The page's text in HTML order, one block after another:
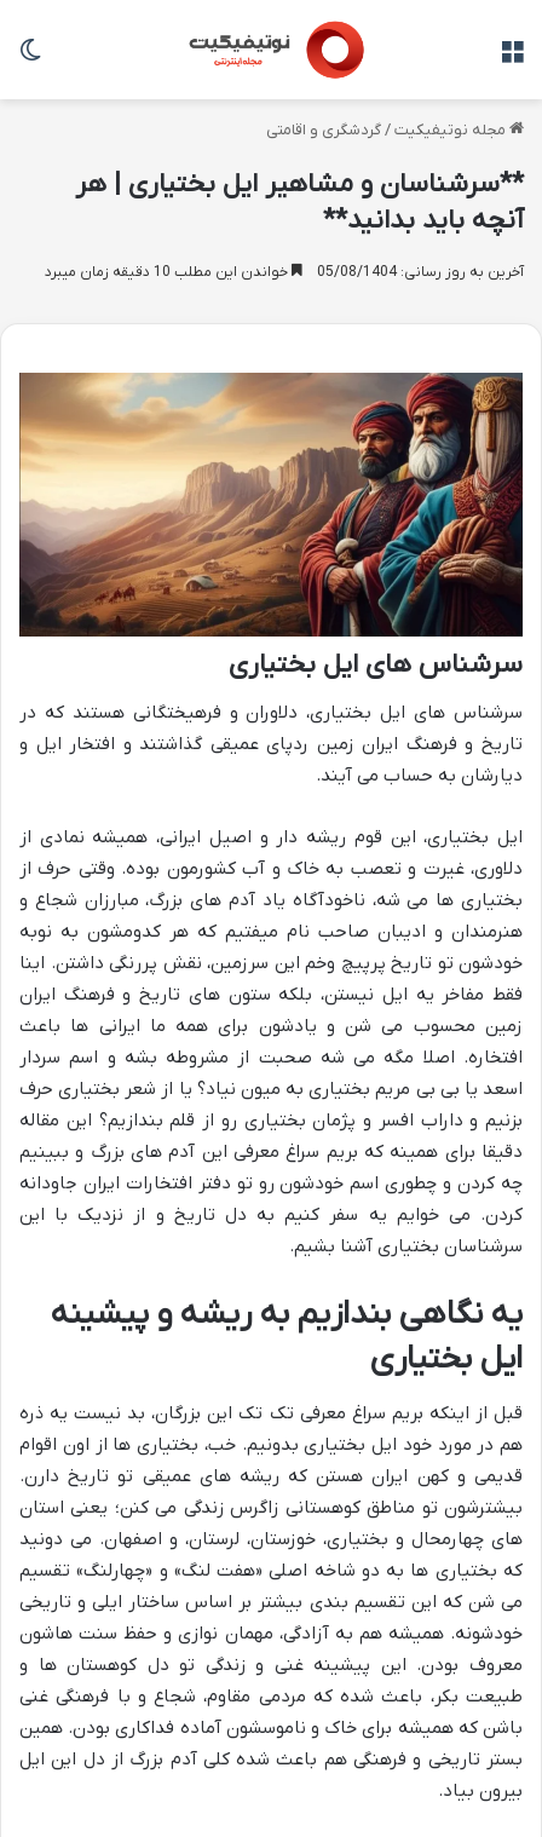
مجله نوتیفیکیت/گردشگری و اقامتی
**سرشناسان و مشاهیر ایل بختیاری | هر
آنچه باید بدانید**
آخرین به روز رسانی: 05/08/1404 خواندن این مطلب 10 دقیقه زمان میبرد
سرشناس های ایل بختیاری
سرشناس های ایل بختیاری، دلاوران و فرهیختگانی هستند که در
تاریخ و فرهنگ ایران زمین ردپای عمیقی گذاشتند و افتخار ایل و
دیارشان به حساب می آیند.
ایل بختیاری، این قوم ریشه دار و اصیل ایرانی، همیشه نمادی از
دلاوری، غیرت و تعصب به خاک و آب کشورمون بوده. وقتی حرف از
بختیاری ها می شه، ناخودآگاه یاد آدم های بزرگ، مبارزان شجاع و
هنرمندان و ادیبان صاحب نام میفتیم که هر کدومشون به نوبه
خودشون تو تاریخ پرپیچ وخم این سرزمین، نقش پررنگی داشتن. اینا
فقط مفاخر یه ایل نیستن، بلکه ستون های تاریخ و فرهنگ ایران
زمین محسوب می شن و یادشون برای همه ما ایرانی ها باعث
افتخاره. اصلا مگه می شه صحبت از مشروطه بشه و اسم سردار
اسعد یا بی بی مریم بختیاری به میون نیاد؟ یا از شعر بختیاری حرف
بزنیم و داراب افسر و پژمان بختیاری رو از قلم بندازیم؟ این مقاله
دقیقا برای همینه که بریم سراغ معرفی این آدم های بزرگ و ببینیم
چه کردن و چطوری اسم خودشون رو تو دفتر افتخارات ایران جاودانه
کردن. می خوایم یه سفر کنیم به دل تاریخ و از نزدیک با این
سرشناسان بختیاری آشنا بشیم.
یه نگاهی بندازیم به ریشه و پیشینه
ایل بختیاری
قبل از اینکه بریم سراغ معرفی تک تک این بزرگان، بد نیست یه ذره
هم در مورد خود ایل بختیاری بدونیم. خب، بختیاری ها از اون اقوام
قدیمی و کهن ایران هستن که ریشه های عمیقی تو تاریخ دارن.
بیشترشون تو مناطق کوهستانی زاگرس زندگی می کنن؛ یعنی استان
های چهارمحال و بختیاری، خوزستان، لرستان، و اصفهان. می دونید
که بختیاری ها به دو شاخه اصلی «هفت لنگ» و «چهارلنگ» تقسیم
می شن که این تقسیم بندی بیشتر بر اساس ساختار ایلی و تاریخی
خودشونه. همیشه هم به آزادگی، مهمان نوازی و حفظ سنت هاشون
معروف بودن. این پیشینه غنی و زندگی تو دل کوهستان ها و
طبیعت بکر، باعث شده که مردمی مقاوم، شجاع و با فرهنگی غنی
باشن که همیشه برای خاک و ناموسشون آماده فداکاری بودن. همین
بستر تاریخی و فرهنگی هم باعث شده کلی آدم بزرگ از دل این ایل
بیرون بیاد.